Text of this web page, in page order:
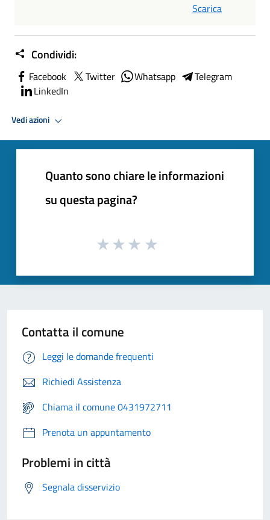
Scarica
Condividi:
Facebook Twitter Whatsapp
Telegram
LinkedIn
Vedi azioni
Quanto sono chiare le informazioni
su questa pagina?
Contatta il comune
Leggi le domande frequenti
Richiedi Assistenza
Chiama il comune 0431972711
Prenota un appuntamento
Problemi in città
Segnala disservizio